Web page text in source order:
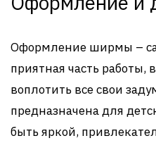
Оформление ширмы –
приятная часть работы,
воплотить все свои
предназначена для
быть яркой,